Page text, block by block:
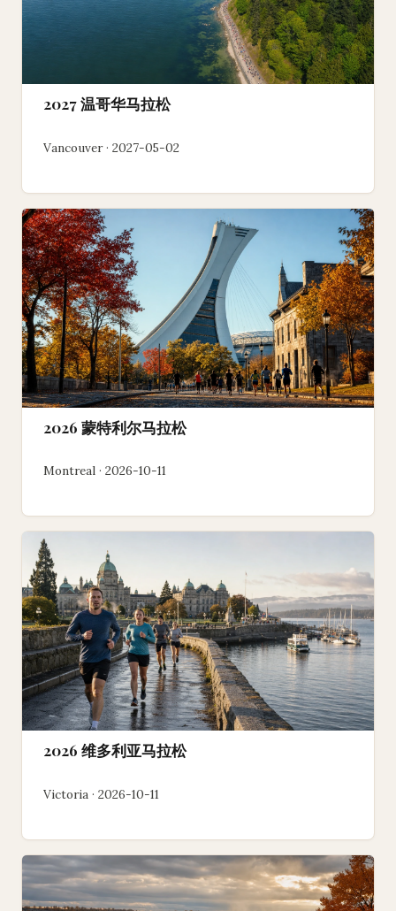
2027 温哥华马拉松
Vancouver · 2027-05-02
2026 蒙特利尔马拉松
Montreal · 2026-10-11
2026 维多利亚马拉松
Victoria · 2026-10-11